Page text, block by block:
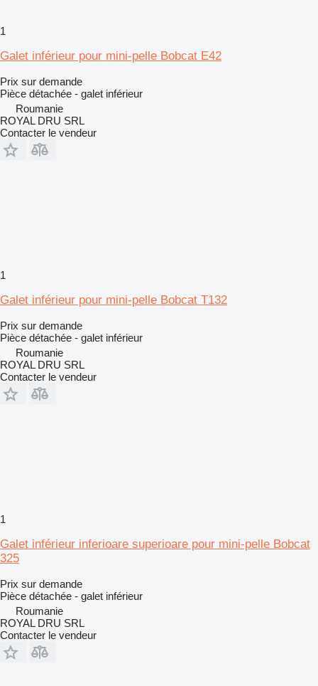
1
Galet inférieur pour mini-pelle Bobcat E42
Prix sur demande
Pièce détachée - galet inférieur
Roumanie
ROYAL DRU SRL
Contacter le vendeur
1
Galet inférieur pour mini-pelle Bobcat T132
Prix sur demande
Pièce détachée - galet inférieur
Roumanie
ROYAL DRU SRL
Contacter le vendeur
1
Galet inférieur inferioare superioare pour mini-pelle Bobcat
325
Prix sur demande
Pièce détachée - galet inférieur
Roumanie
ROYAL DRU SRL
Contacter le vendeur